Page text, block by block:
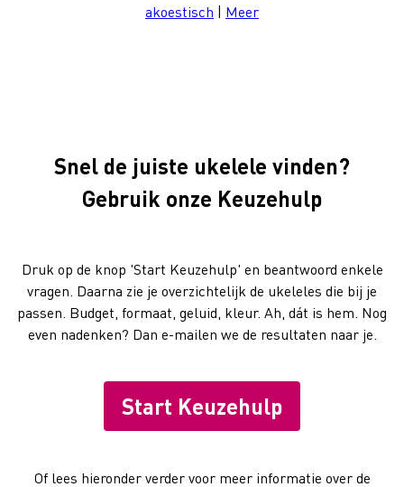
akoestisch | Meer
Snel de juiste ukelele vinden?
Gebruik onze Keuzehulp
Druk op de knop 'Start Keuzehulp' en beantwoord enkele
vragen. Daarna zie je overzichtelijk de ukeleles die bij je
passen. Budget, formaat, geluid, kleur. Ah, dát is hem. Nog
even nadenken? Dan e-mailen we de resultaten naar je.
Start Keuzehulp
Of lees hieronder verder voor meer informatie over de